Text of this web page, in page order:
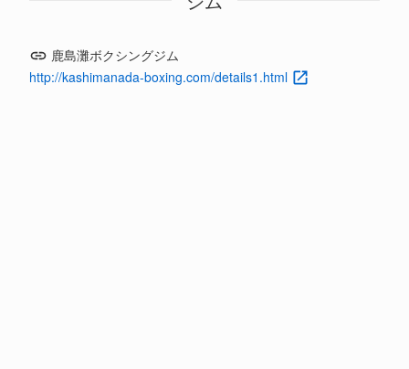
鹿島灘ボクシングジム
http://kashimanada-boxing.com/details1.html